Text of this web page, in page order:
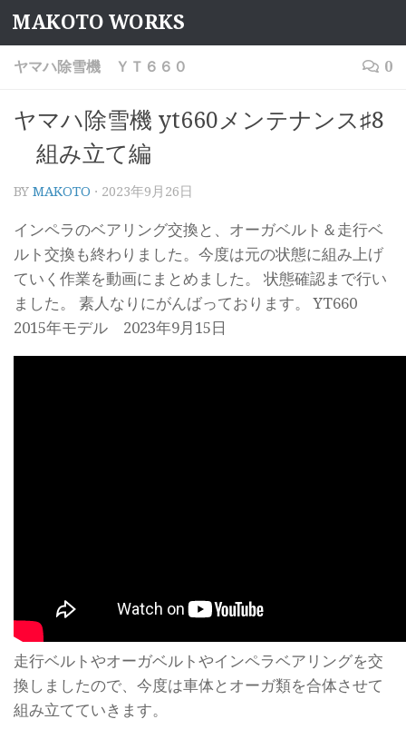
コンテンツへスキップ
MAKOTO WORKS
ヤマハ除雪機 ＹＴ６６０ 0
ヤマハ除雪機 yt660メンテナンス♯8
組み立て編
BY MAKOTO · 2023年9月26日
インペラのベアリング交換と、オーガベルト＆走行ベ
ルト交換も終わりました。今度は元の状態に組み上げ
ていく作業を動画にまとめました。 状態確認まで行い
ました。 素人なりにがんばっております。 YT660
2015年モデル 2023年9月15日
走行ベルトやオーガベルトやインペラベアリングを交
換しましたので、今度は車体とオーガ類を合体させて
組み立てていきます。